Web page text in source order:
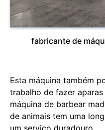
fabricante de
Esta máquina também
trabalho de fazer
máquina de barbear
de animais tem uma
um serviço duradouro.